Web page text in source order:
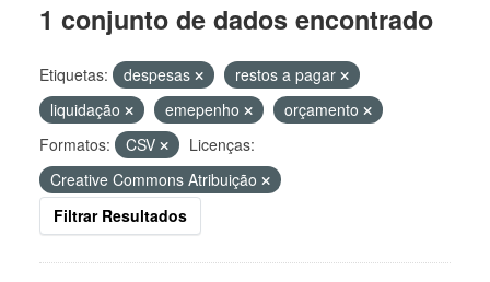
1 conjunto de dados encontrado
Etiquetas: despesas
restos a pagar
liquidação
emepenho
orçamento
Formatos:
CSV
Licenças:
Creative Commons Atribuição
Filtrar Resultados